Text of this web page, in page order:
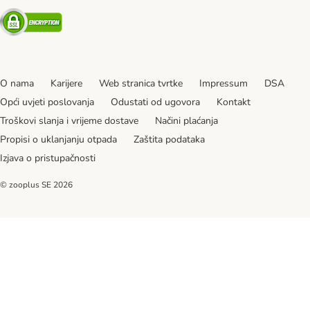
Security
O nama Karijere Web stranica tvrtke Impressum
DSA
Opći uvjeti poslovanja
Odustati od ugovora
Kontakt
Troškovi slanja i vrijeme dostave
Načini plaćanja
Propisi o uklanjanju otpada
Zaštita podataka
Izjava o pristupačnosti
© zooplus SE 2026